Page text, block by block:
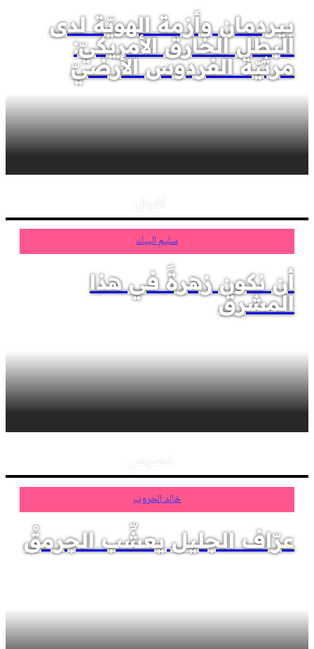
بيردمان وأزمة الهويّة لدى
البطل الخارق الأمريكيّ:
مرثيّة الفردوس الأرضيّ
سليم البيك
أن نكون زهرةً في هذا
المشرق
خالد الحروب
عرّاف الجليل يعشِّب الجرمقْ